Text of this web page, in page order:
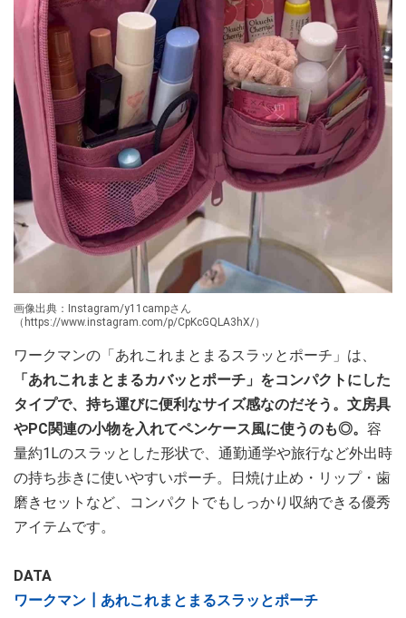
画像出典：Instagram/y11campさん
（https://www.instagram.com/p/CpKcGQLA3hX/）
ワークマンの「あれこれまとまるスラッとポーチ」は、
「あれこれまとまるカバッとポーチ」をコンパクトにした
タイプで、持ち運びに便利なサイズ感なのだそう。 文房具
やPC関連の小物を入れてペンケース風に使うのも◎。 容
量約1Lのスラッとした形状で、通勤通学や旅行など外出時
の持ち歩きに使いやすいポーチ。日焼け止め・リップ・歯
磨きセットなど、コンパクトでもしっかり収納できる優秀
アイテムです。
DATA
ワークマン┃あれこれまとまるスラッとポーチ